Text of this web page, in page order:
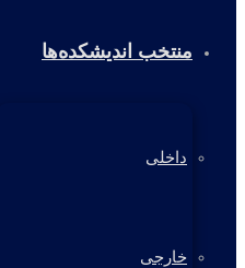
منتخب اندیشکده‌ها
داخلی
خارجی